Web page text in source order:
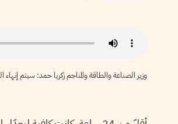
وزير الصناعة والطاقة والمناجم زكريا حمد: سيتم إنهاء